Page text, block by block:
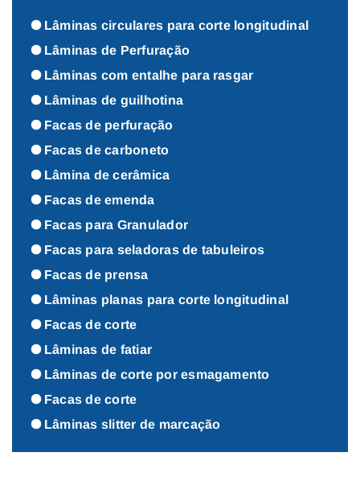
Lâminas circulares para corte longitudinal
Lâminas de Perfuração
Lâminas com entalhe para rasgar
Lâminas de guilhotina
Facas de perfuração
Facas de carboneto
Lâmina de cerâmica
Facas de emenda
Facas para Granulador
Facas para seladoras de tabuleiros
Facas de prensa
Lâminas planas para corte longitudinal
Facas de corte
Lâminas de fatiar
Lâminas de corte por esmagamento
Facas de corte
Lâminas slitter de marcação